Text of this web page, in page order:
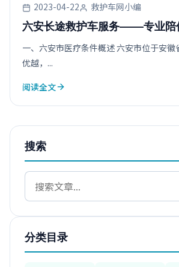
2023-04-22 救护车网小编
六安长途救护车服务——专业陪
一、六安市医疗条件概述 六安市位于安徽
优越，...
阅读全文
搜索
分类目录